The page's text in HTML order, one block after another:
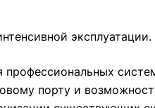
эксплуатации.
порту и